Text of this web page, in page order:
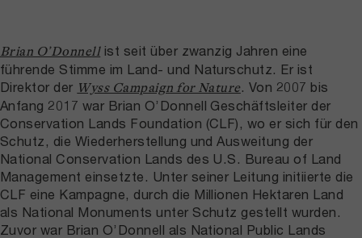
Brian O’Donnellist seit über zwanzig Jahren eine
führende Stimme im Land- und Naturschutz. Er ist
Direktor der Wyss Campaign for Nature . Von 2007 bis
Anfang 2017 war Brian O’Donnell Geschäftsleiter der
Conservation Lands Foundation (CLF), wo er sich für den
Schutz, die Wiederherstellung und Ausweitung der
National Conservation Lands des U.S. Bureau of Land
Management einsetzte. Unter seiner Leitung initiierte die
CLF eine Kampagne, durch die Millionen Hektaren Land
als National Monuments unter Schutz gestellt wurden.
Zuvor war Brian O’Donnell als National Public Lands